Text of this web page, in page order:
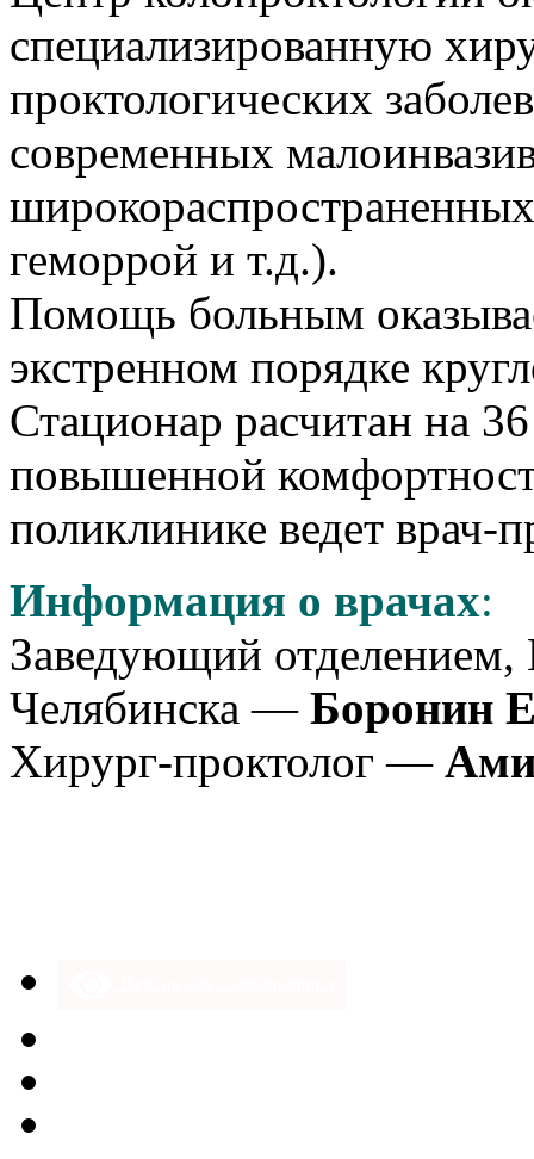
специализированную
проктологических
современных
геморрой и т.д.).
Помощь больным
экстренном порядке
Стационар расчитан на
повышенной
поликлинике ведет врач-
Информация о врачах:
Заведующий отделением,
Челябинска — Боронин
Хирург-проктолог —